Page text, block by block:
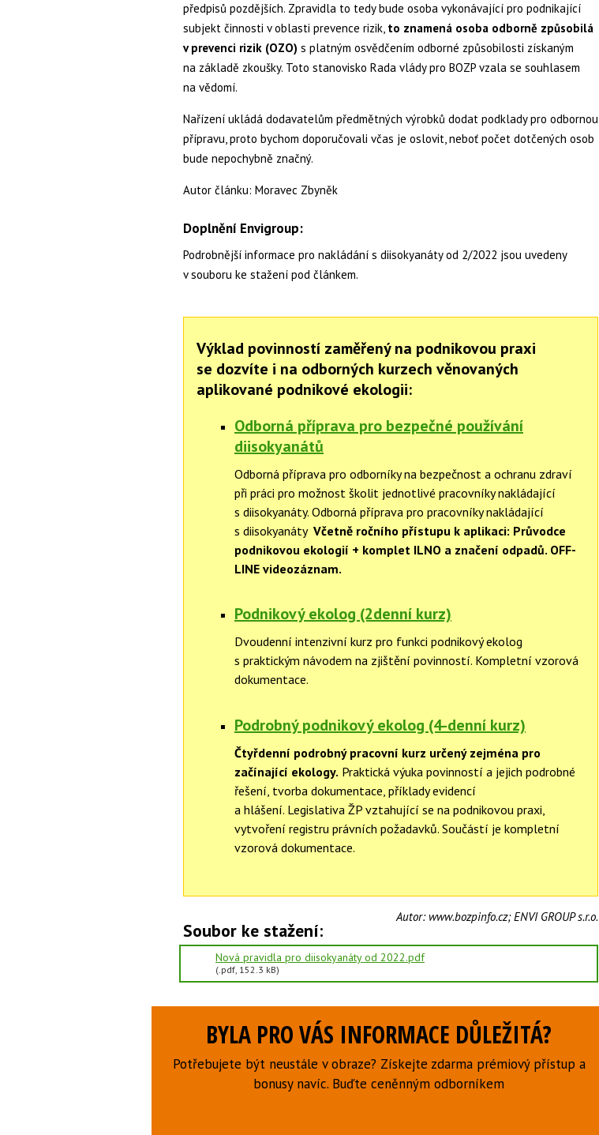
předpisů pozdějších. Zpravidla to tedy bude osoba vykonávající pro podnikající
subjekt činnosti v oblasti prevence rizik, to znamená osoba odborně způsobilá
v prevenci rizik (OZO) s platným osvědčením odborné způsobilosti získaným
na základě zkoušky. Toto stanovisko Rada vlády pro BOZP vzala se souhlasem
na vědomí.
Nařízení ukládá dodavatelům předmětných výrobků dodat podklady pro odbornou
přípravu, proto bychom doporučovali včas je oslovit, neboť počet dotčených osob
bude nepochybně značný.
Autor článku: Moravec Zbyněk
Doplnění Envigroup:
Podrobnější informace pro nakládání s diisokyanáty od 2/2022 jsou uvedeny
v souboru ke stažení pod článkem.
Výklad povinností zaměřený na podnikovou praxi
se dozvíte i na odborných kurzech věnovaných
aplikované podnikové ekologii:
Odborná příprava pro bezpečné používání
diisokyanátů
Odborná příprava pro odborníky na bezpečnost a ochranu zdraví
při práci pro možnost školit jednotlivé pracovníky nakládající
s diisokyanáty. Odborná příprava pro pracovníky nakládající
s diisokyanáty Včetně ročního přístupu k aplikaci: Průvodce
podnikovou ekologií + komplet ILNO a značení odpadů. OFF-
LINE videozáznam.
Podnikový ekolog (2denní kurz)
Dvoudenní intenzivní kurz pro funkci podnikový ekolog
s praktickým návodem na zjištění povinností. Kompletní vzorová
dokumentace.
Podrobný podnikový ekolog (4-denní kurz)
Čtyřdenní podrobný pracovní kurz určený zejména pro
začínající ekology. Praktická výuka povinností a jejich podrobné
řešení, tvorba dokumentace, příklady evidencí
a hlášení. Legislativa ŽP vztahující se na podnikovou praxi,
vytvoření registru právních požadavků. Součástí je kompletní
vzorová dokumentace.
Autor: www.bozpinfo.cz; ENVI GROUP s.r.o.
Soubor ke stažení:
Nová pravidla pro diisokyanáty od 2022.pdf
(.pdf, 152.3 kB)
BYLA PRO VÁS INFORMACE DŮLEŽITÁ?
Potřebujete být neustále v obraze? Získejte zdarma prémiový přístup a
bonusy navíc. Buďte ceněnným odborníkem